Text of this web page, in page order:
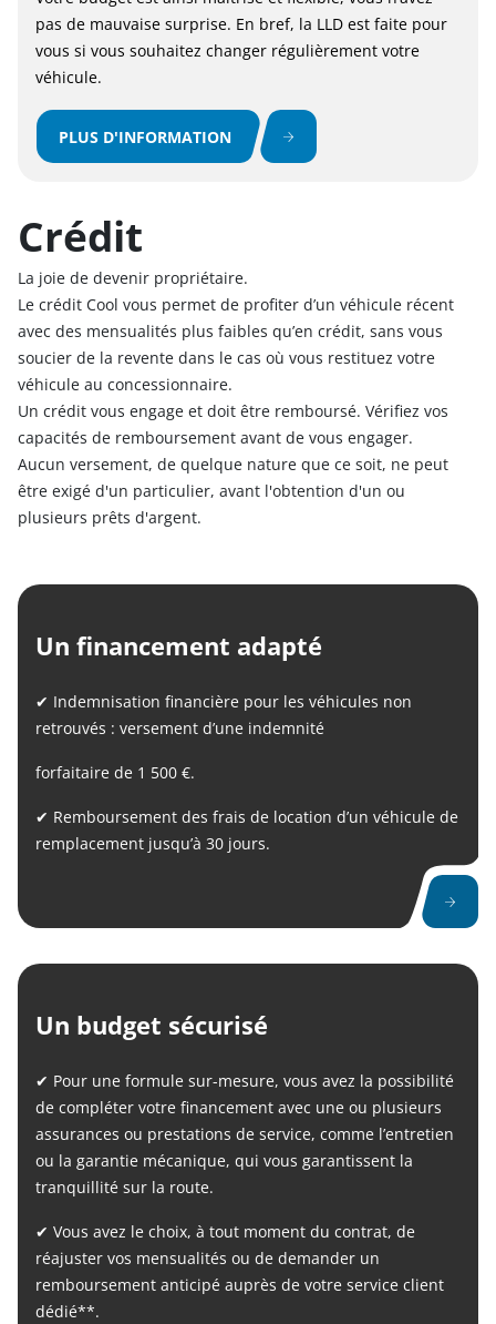
pas de mauvaise surprise. En bref, la LLD est faite pour
vous si vous souhaitez changer régulièrement votre
véhicule.
PLUS D'INFORMATION
Crédit
La joie de devenir propriétaire.
Le crédit Cool vous permet de profiter d’un véhicule récent
avec des mensualités plus faibles qu’en crédit, sans vous
soucier de la revente dans le cas où vous restituez votre
véhicule au concessionnaire.
Un crédit vous engage et doit être remboursé. Vérifiez vos
capacités de remboursement avant de vous engager.
Aucun versement, de quelque nature que ce soit, ne peut
être exigé d'un particulier, avant l'obtention d'un ou
plusieurs prêts d'argent.
Un financement adapté
✔ Indemnisation financière pour les véhicules non
retrouvés : versement d’une indemnité
forfaitaire de 1 500 €.
✔ Remboursement des frais de location d’un véhicule de
remplacement jusqu’à 30 jours.
Un budget sécurisé
✔ Pour une formule sur-mesure, vous avez la possibilité
de compléter votre financement avec une ou plusieurs
assurances ou prestations de service, comme l’entretien
ou la garantie mécanique, qui vous garantissent la
tranquillité sur la route.
✔ Vous avez le choix, à tout moment du contrat, de
réajuster vos mensualités ou de demander un
remboursement anticipé auprès de votre service client
dédié**.